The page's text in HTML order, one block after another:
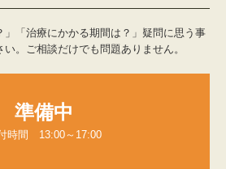
」「治療にかかる期間は？」疑問に思う事
。ご相談だけでも問題ありません。
準備中
時間　13:00～17:00